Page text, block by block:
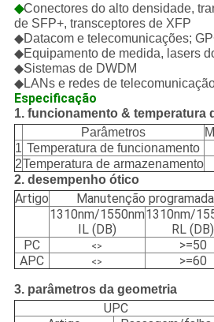
◆Conectores do alto densidade,
de SFP+, transceptores de XFP
◆Datacom e telecomunicações;
◆Equipamento de medida, lasers
◆Sistemas de DWDM
◆LANs e redes de
Especificação
1. funcionamento & temperatura
Parâmetros
1 Temperatura de funcionamento
2Temperatura de armazenamento
2. desempenho ótico
Artigo Manutenção programada
1310nm/1550nm
IL (DB)
1310nm/
RL (DB)
PC
<> >=50
APC
<> >=60
3. parâmetros da geometria
UPC